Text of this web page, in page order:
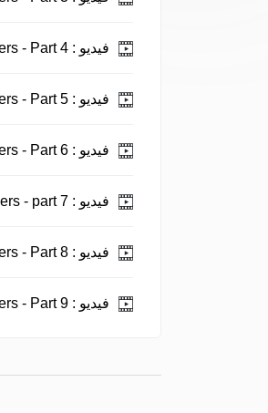
فيديو :
فيديو :
فيديو :
فيديو :
فيديو :
فيديو :